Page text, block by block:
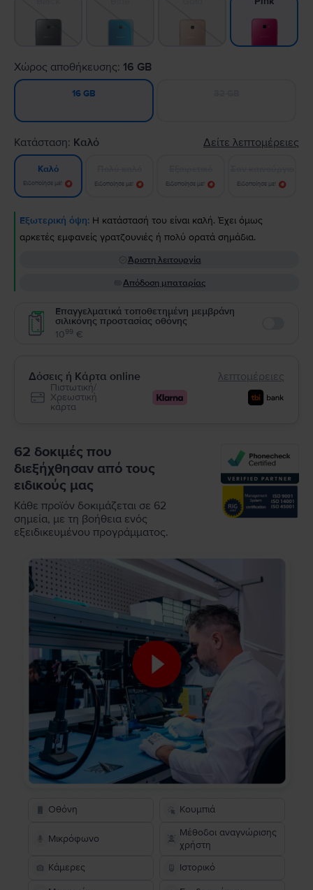
Χώρος αποθήκευσης: 16 GB
16 GB
Κατάσταση: Καλό Δείτε λεπτομέρειες
Καλό
Ειδοποίησε με! Ειδοποίησε με! Ειδοποίησε με! Ειδοποίησε με!
Εξωτερική όψη: Η κατάστασή του είναι καλή. Έχει όμως
αρκετές εμφανείς γρατζουνιές ή πολύ ορατά σημάδια.
Άριστη λειτουργία
Απόδοση μπαταρίας
Επαγγελματικά τοποθετημένη μεμβράνη
σιλικόνης προστασίας οθόνης
1099 €
Δόσεις ή Κάρτα online λεπτομέρειες
Πιστωτική/
Χρεωστική
κάρτα
62 δοκιμές που
διεξήχθησαν από τους
ειδικούς μας
Κάθε προϊόν δοκιμάζεται σε 62
σημεία, με τη βοήθεια ενός
εξειδικευμένου προγράμματος.
Οθόνη Κουμπιά
Μικρόφωνο
Μέθοδοι αναγνώρισης
χρήστη
Κάμερες
Ιστορικό